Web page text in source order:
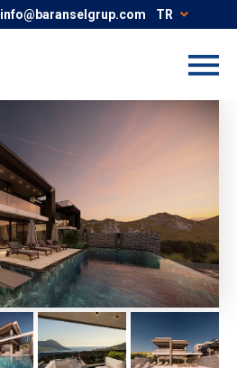
info@baranselgrup.com TR